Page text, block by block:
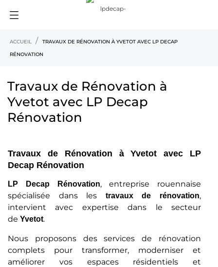
ACCUEIL
TRAVAUX DE RÉNOVATION À YVETOT AVEC LP DECAP
RÉNOVATION
Travaux de Rénovation à
Yvetot avec LP Decap
Rénovation
Travaux de Rénovation à Yvetot avec LP
Decap Rénovation
LP Decap Rénovation, entreprise rouennaise
spécialisée dans les travaux de rénovation,
intervient avec expertise dans le secteur
de Yvetot.
Nous proposons des services de rénovation
complets pour transformer, moderniser et
améliorer vos espaces résidentiels et